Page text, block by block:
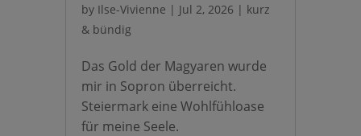
by Ilse-Vivienne | Jul 2, 2026 | kurz
& bündig
Das Gold der Magyaren wurde
mir in Sopron überreicht.
Steiermark eine Wohlfühloase
für meine Seele.